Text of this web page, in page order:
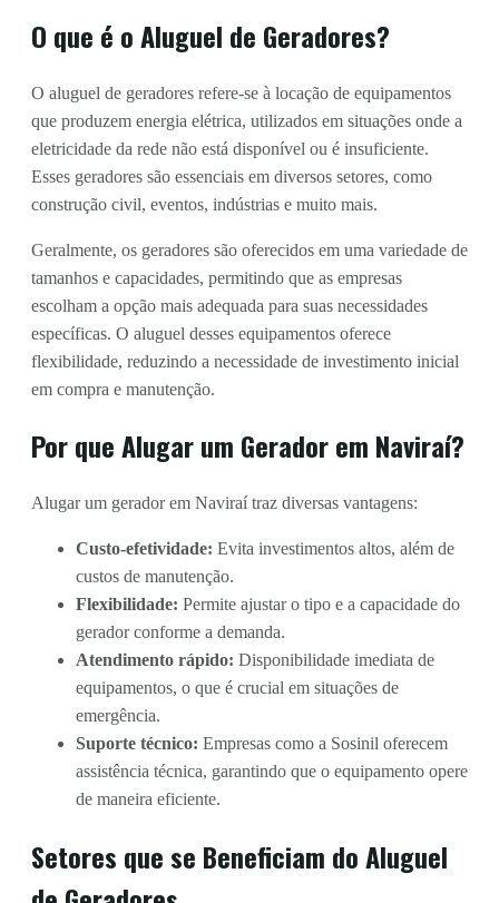
O que é o Aluguel de Geradores?
O aluguel de geradores refere-se à locação de equipamentos
que produzem energia elétrica, utilizados em situações onde a
eletricidade da rede não está disponível ou é insuficiente.
Esses geradores são essenciais em diversos setores, como
construção civil, eventos, indústrias e muito mais.
Geralmente, os geradores são oferecidos em uma variedade de
tamanhos e capacidades, permitindo que as empresas
escolham a opção mais adequada para suas necessidades
específicas. O aluguel desses equipamentos oferece
flexibilidade, reduzindo a necessidade de investimento inicial
em compra e manutenção.
Por que Alugar um Gerador em Naviraí?
Alugar um gerador em Naviraí traz diversas vantagens:
Custo-efetividade: Evita investimentos altos, além de
custos de manutenção.
Flexibilidade: Permite ajustar o tipo e a capacidade do
gerador conforme a demanda.
Atendimento rápido: Disponibilidade imediata de
equipamentos, o que é crucial em situações de
emergência.
Suporte técnico: Empresas como a Sosinil oferecem
assistência técnica, garantindo que o equipamento opere
de maneira eficiente.
Setores que se Beneficiam do Aluguel